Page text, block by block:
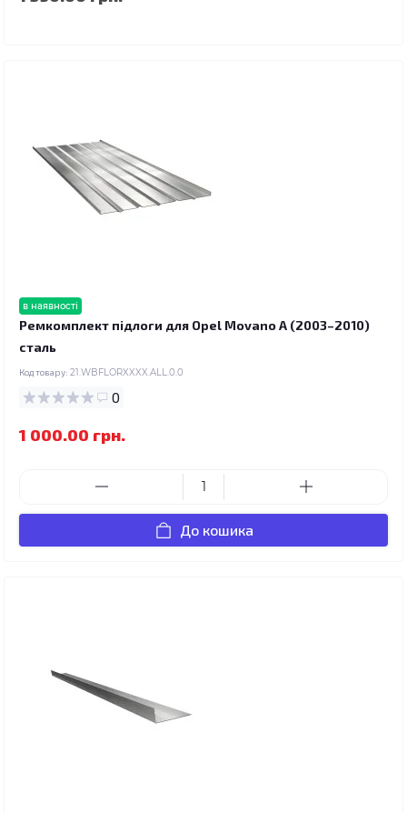
в наявності
Ремкомплект підлоги для Opel Movano A (2003–2010)
сталь
Код товару: 21.WBFLORXXXX.ALL.0.0
0
1 000.00 грн.
До кошика